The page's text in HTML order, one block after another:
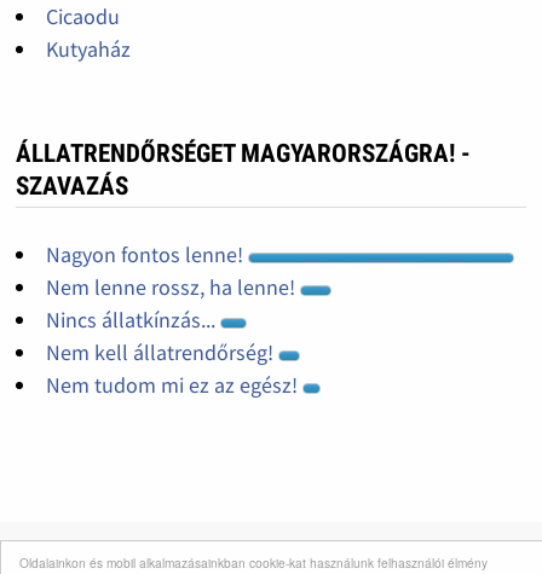
Oldalainkon és mobil alkalmazásainkban cookie-kat használunk felhasználói élmény
Cicaodu
Kutyaház
ÁLLATRENDŐRSÉGET MAGYARORSZÁGRA! -
SZAVAZÁS
Nagyon fontos lenne!
Nem lenne rossz, ha lenne!
Nincs állatkínzás...
Nem kell állatrendőrség!
Nem tudom mi ez az egész!